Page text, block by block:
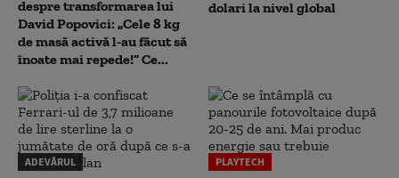
despre transformarea lui
David Popovici: „Cele 8 kg
de masă activă l-au făcut să
înoate mai repede!” Ce...
dolari la nivel global
ADEVĂRUL PLAYTECH